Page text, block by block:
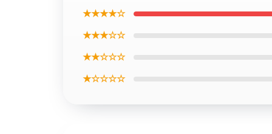
★★★★☆
★★★☆☆
★★☆☆☆
★☆☆☆☆